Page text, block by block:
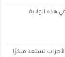
هذه الولاية
في الجزائر.. الأحزاب تستعد مبكرًا